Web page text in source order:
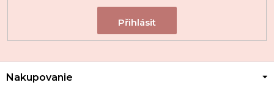
Z
Nakupovanie